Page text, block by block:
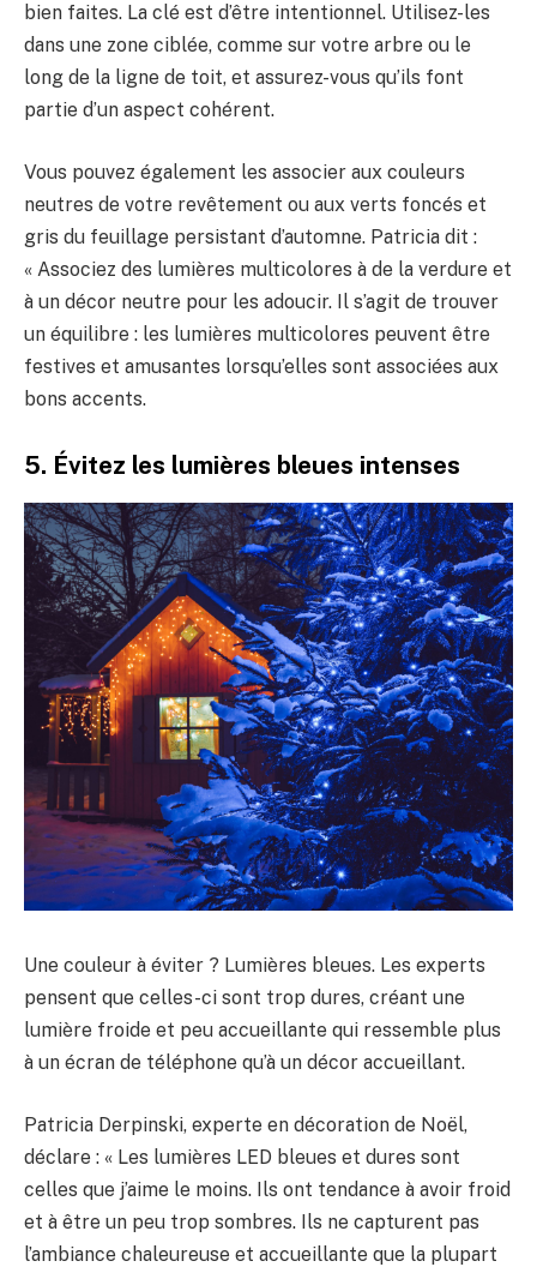
bien faites. La clé est d’être intentionnel. Utilisez-les
dans une zone ciblée, comme sur votre arbre ou le
long de la ligne de toit, et assurez-vous qu’ils font
partie d’un aspect cohérent.
Vous pouvez également les associer aux couleurs
neutres de votre revêtement ou aux verts foncés et
gris du feuillage persistant d’automne. Patricia dit :
« Associez des lumières multicolores à de la verdure et
à un décor neutre pour les adoucir. Il s’agit de trouver
un équilibre : les lumières multicolores peuvent être
festives et amusantes lorsqu’elles sont associées aux
bons accents.
5. Évitez les lumières bleues intenses
Une couleur à éviter ? Lumières bleues. Les experts
pensent que celles-ci sont trop dures, créant une
lumière froide et peu accueillante qui ressemble plus
à un écran de téléphone qu’à un décor accueillant.
Patricia Derpinski, experte en décoration de Noël,
déclare : « Les lumières LED bleues et dures sont
celles que j’aime le moins. Ils ont tendance à avoir froid
et à être un peu trop sombres. Ils ne capturent pas
l’ambiance chaleureuse et accueillante que la plupart